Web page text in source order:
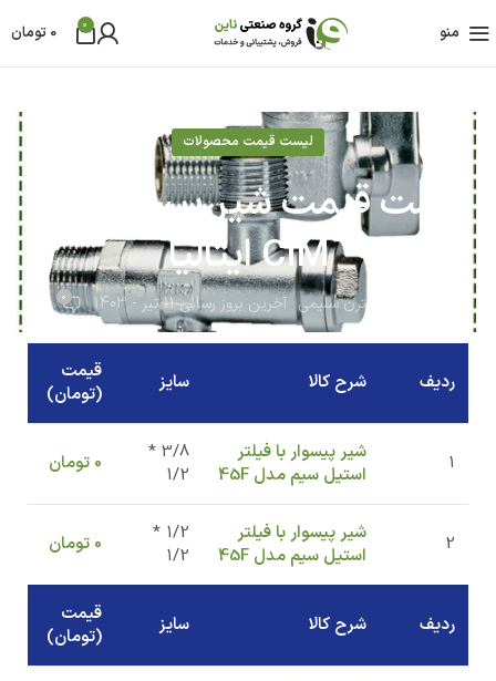
منو 0
0 تومان
لیست قیمت محصولات
لیست قیمت شیر پیسوار سیم
CIM ایتالیا
مهندس نسترن سلیمی آخرین بروز رسانی 11 تیر - 1403 0
ردیف شرح کالا سایز
قیمت
(تومان)
1
شیر پیسوار با فیلتر
استیل سیم مدل 45F
3/8 *
1/2
0 تومان
2
شیر پیسوار با فیلتر
استیل سیم مدل 45F
1/2 *
1/2
0 تومان
ردیف شرح کالا سایز
قیمت
(تومان)